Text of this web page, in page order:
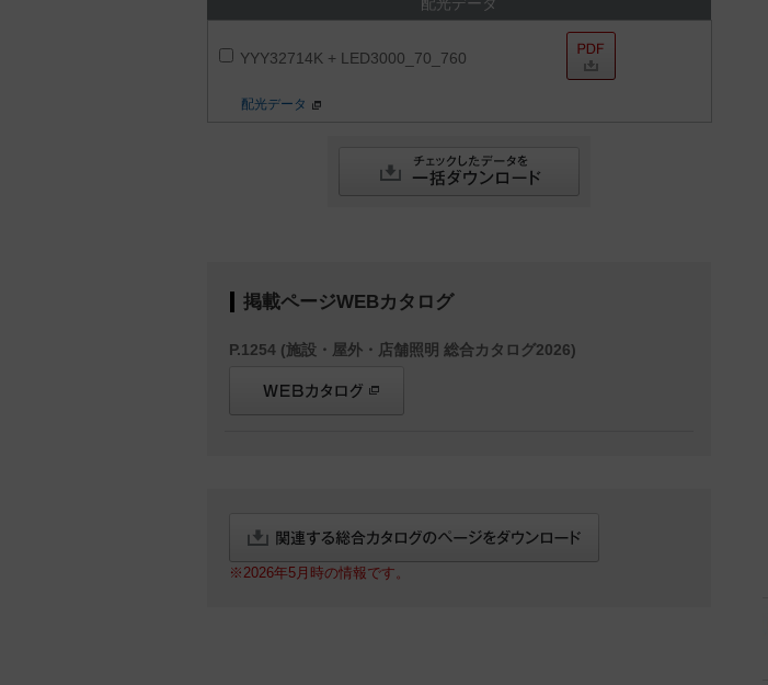
配光データ
YYY32714K + LED3000_70_760
配光データ
掲載ページWEBカタログ
P.1254 (施設・屋外・店舗照明 総合カタログ2026)
※2026年5月時の情報です。